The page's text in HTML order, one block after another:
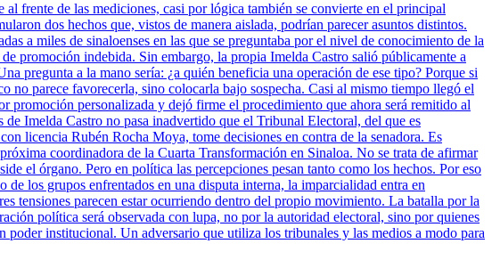
frente de las mediciones, casi por lógica también se convierte en el principal
dos hechos que, vistos de manera aislada, podrían parecer asuntos distintos.
a miles de sinaloenses en las que se preguntaba por el nivel de conocimiento de la
promoción indebida. Sin embargo, la propia Imelda Castro salió públicamente a
pregunta a la mano sería: ¿a quién beneficia una operación de ese tipo? Porque si
no parece favorecerla, sino colocarla bajo sospecha. Casi al mismo tiempo llegó el
personalizada y dejó firme el procedimiento que ahora será remitido al
Imelda Castro no pasa inadvertido que el Tribunal Electoral, del que es
licencia Rubén Rocha Moya, tome decisiones en contra de la senadora. Es
coordinadora de la Cuarta Transformación en Sinaloa. No se trata de afirmar
el órgano. Pero en política las percepciones pesan tanto como los hechos. Por eso
los grupos enfrentados en una disputa interna, la imparcialidad entra en
tensiones parecen estar ocurriendo dentro del propio movimiento. La batalla por la
política será observada con lupa, no por la autoridad electoral, sino por quienes
poder institucional. Un adversario que utiliza los tribunales y las medios a modo para